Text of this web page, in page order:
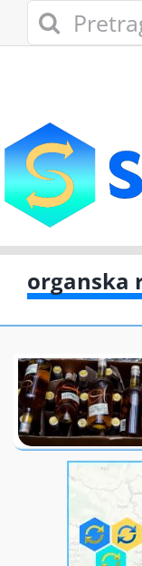
Search
for:
Eko adresar
Eko pravo
Gde
Zelena
O nama
organska